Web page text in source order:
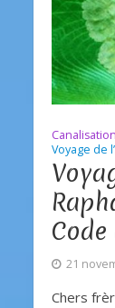
Voyage de
21
Chers